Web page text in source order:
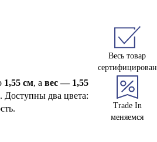
1,55 см, а вес — 1,55
Доступны два цвета:
Весь товар
сертифицирован
Trade In
меняемся